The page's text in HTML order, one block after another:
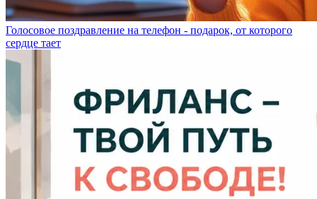
Голосовое поздравление на телефон - подарок, от которого
сердце тает